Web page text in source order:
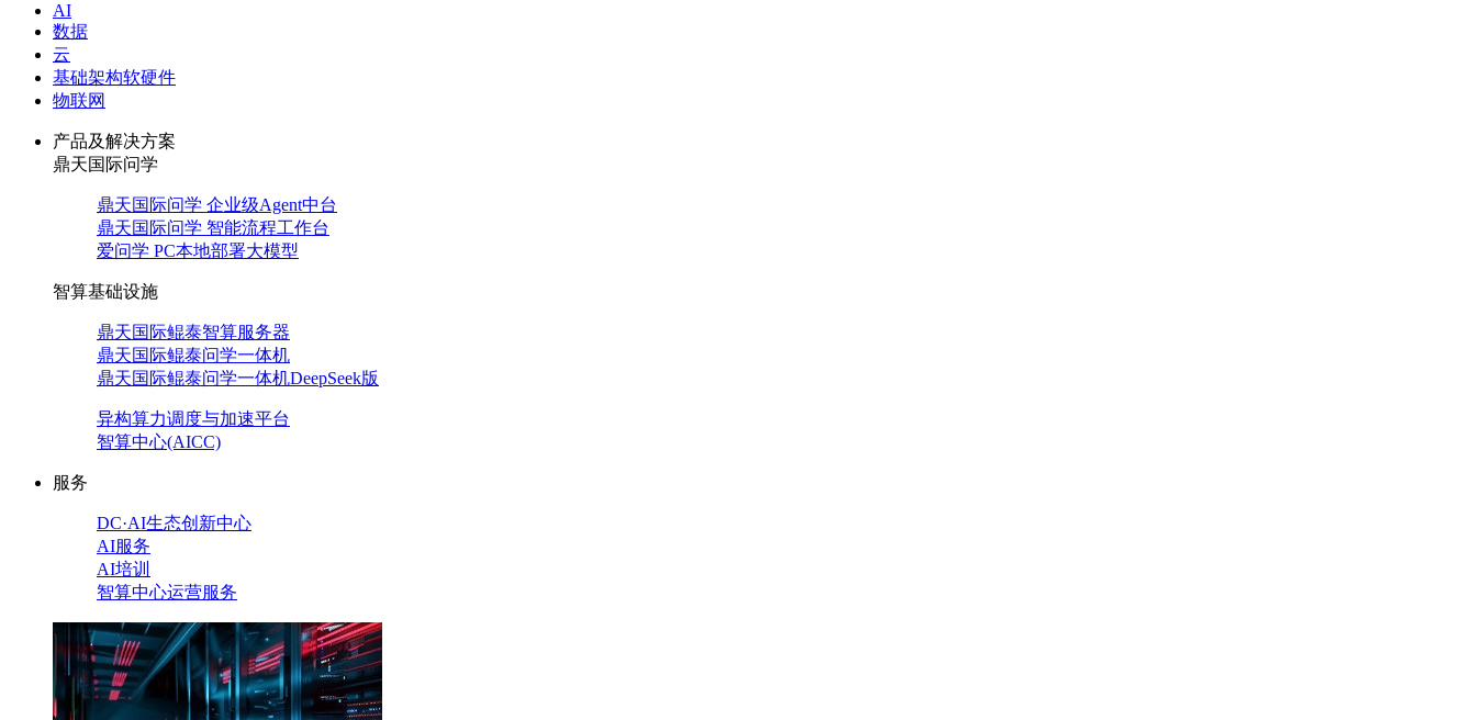
AI
数据
云
基础架构软硬件
物联网
产品及解决方案
鼎天国际问学
鼎天国际问学 企业级Agent中台
鼎天国际问学 智能流程工作台
爱问学 PC本地部署大模型
智算基础设施
鼎天国际鲲泰智算服务器
鼎天国际鲲泰问学一体机
鼎天国际鲲泰问学一体机DeepSeek版
异构算力调度与加速平台
智算中心(AICC)
服务
DC·AI生态创新中心
AI服务
AI培训
智算中心运营服务